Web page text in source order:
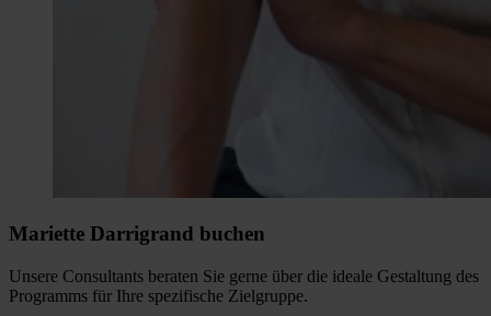
Mariette Darrigrand buchen
Unsere Consultants beraten Sie gerne über die ideale Gestaltung des
Programms für Ihre spezifische Zielgruppe.